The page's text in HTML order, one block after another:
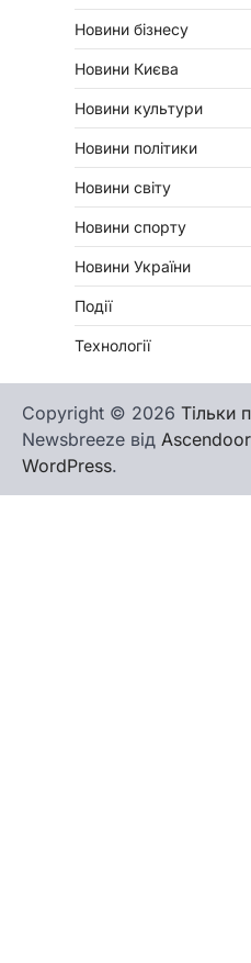
Новини бізнесу
Новини Києва
Новини культури
Новини політики
Новини світу
Новини спорту
Новини України
Події
Технології
Copyright © 2026 Тільки
Newsbreeze від Ascendoor
WordPress.